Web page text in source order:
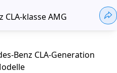
CLA-klasse AMG
Benz CLA-Generation